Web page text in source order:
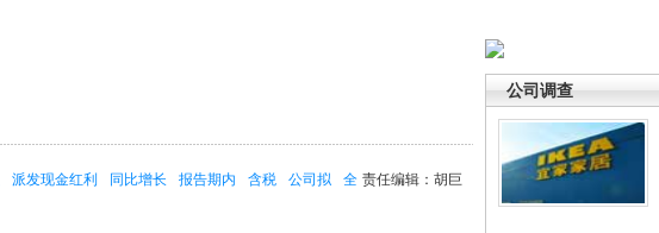
公司调查
责任编辑：胡巨
派发现金红利 同比增长 报告期内 含税 公司拟
全